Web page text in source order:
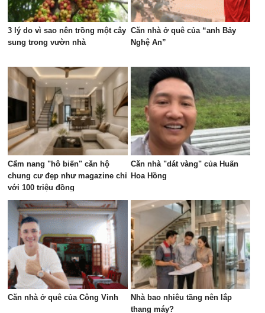
3 lý do vì sao nên trồng một cây
sung trong vườn nhà
Căn nhà ở quê của “anh Bảy
Nghệ An”
Cẩm nang "hô biến" căn hộ
chung cư đẹp như magazine chỉ
với 100 triệu đồng
Căn nhà "dát vàng" của Huấn
Hoa Hồng
Căn nhà ở quê của Công Vinh
Nhà bao nhiêu tầng nên lắp
thang máy?